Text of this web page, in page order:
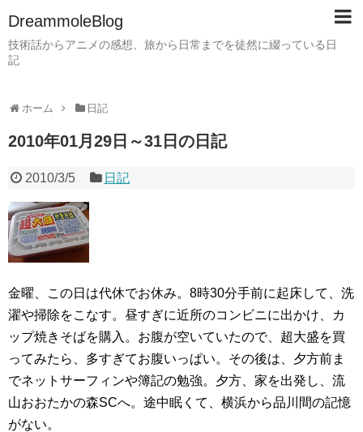
DreammoleBlog
技術話からアニメの感想、旅から日常までを徒然に綴っている日
記
ホーム 日記
2010年01月29日～31日の日記
2010/3/5 日記
金曜、この日は代休でお休み。8時30分手前に起床して、洗
濯や掃除をこなす。昼すぎに近所のコンビニに出かけ、カ
ップ焼きそばを購入。お腹が空いていたので、超大盛を買
ってみたら、多すぎてお腹いっぱい。その後は、夕方前ま
でネットサーフィンや簿記の勉強。夕方、家を出発し、流
山おおたかの森SCへ。途中眠くて、横浜から品川間の記憶
がない。